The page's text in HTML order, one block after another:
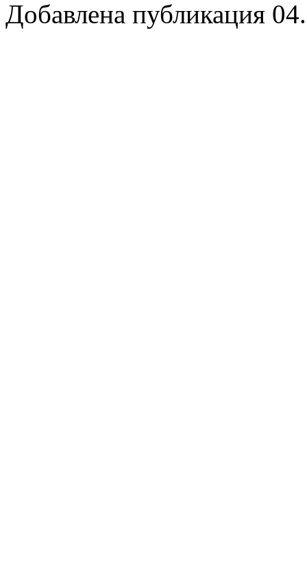
Добавлена публикация